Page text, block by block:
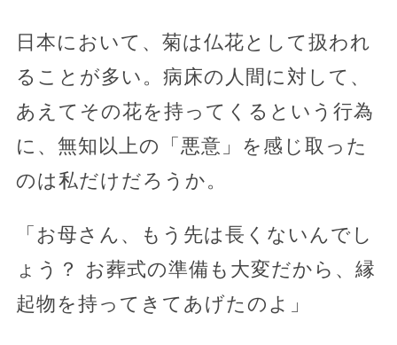
日本において、菊は仏花として扱われ
ることが多い。病床の人間に対して、
あえてその花を持ってくるという行為
に、無知以上の「悪意」を感じ取った
のは私だけだろうか。
「お母さん、もう先は長くないんでし
ょう？ お葬式の準備も大変だから、縁
起物を持ってきてあげたのよ」